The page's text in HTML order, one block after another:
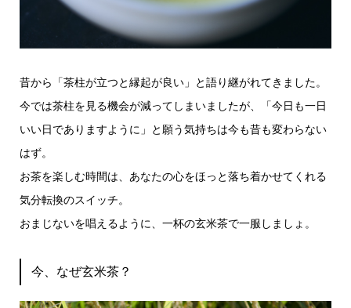
昔から「茶柱が立つと縁起が良い」と語り継がれてきました。
今では茶柱を見る機会が減ってしまいましたが、「今日も一日
いい日でありますように」と願う気持ちは今も昔も変わらない
はず。
お茶を楽しむ時間は、あなたの心をほっと落ち着かせてくれる
気分転換のスイッチ。
おまじないを唱えるように、一杯の玄米茶で一服しましょ。
今、なぜ玄米茶？